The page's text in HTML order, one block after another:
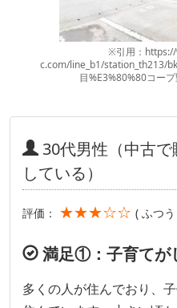
※引用：
c.com/line_b1/station_th213/
目%E3%80%80コー
30代男性（中古
している）
評価： ★★★☆☆ ( ふつ
満足①：子育てが
多くの人が住んでおり、